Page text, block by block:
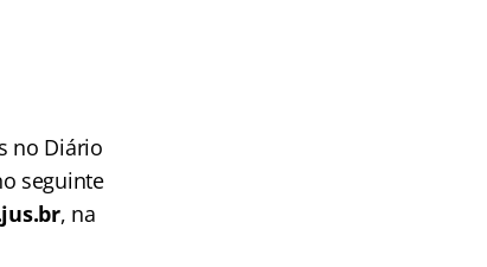
no Diário
seguinte
, na